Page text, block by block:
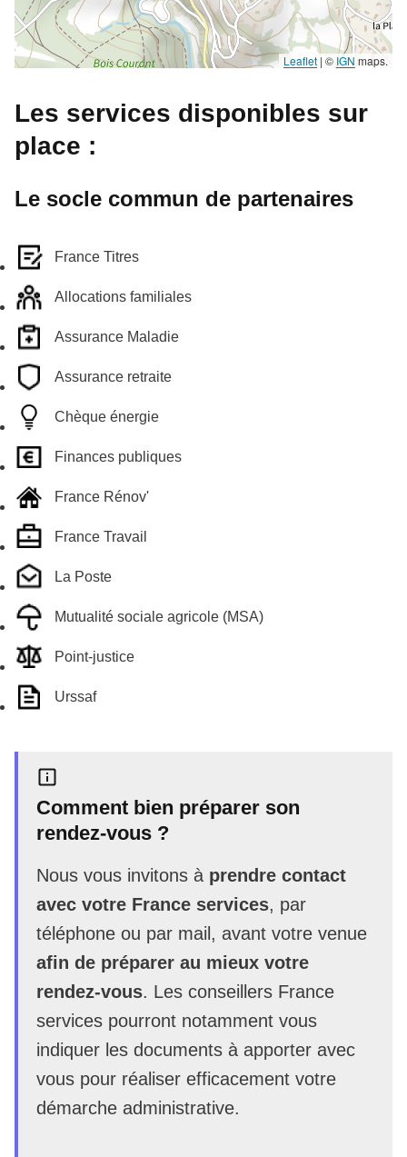
Leaflet | © IGN maps.
Les services disponibles sur
place :
Le socle commun de partenaires
France Titres
Allocations familiales
Assurance Maladie
Assurance retraite
Chèque énergie
Finances publiques
France Rénov'
France Travail
La Poste
Mutualité sociale agricole (MSA)
Point-justice
Urssaf
Comment bien préparer son
rendez-vous ?
Nous vous invitons à prendre contact
avec votre France services, par
téléphone ou par mail, avant votre venue
afin de préparer au mieux votre
rendez-vous. Les conseillers France
services pourront notamment vous
indiquer les documents à apporter avec
vous pour réaliser efficacement votre
démarche administrative.